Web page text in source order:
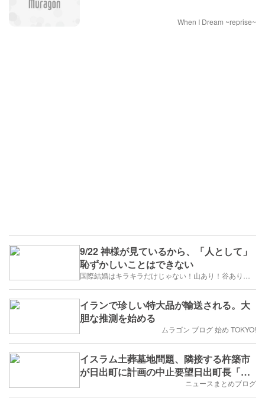
When I Dream ~reprise~
9/22 神様が見ているから、「人として」
恥ずかしいことはできない
イランで珍しい特大品が輸送される。大
胆な推測を始める
ムラゴン ブログ 始め TOKYO!
イスラム土葬墓地問題、隣接する杵築市
が日出町に計画の中止要望日出町長「要
望としては受け止めるが、計画は進めて
いきたい」
ニュースまとめブログ